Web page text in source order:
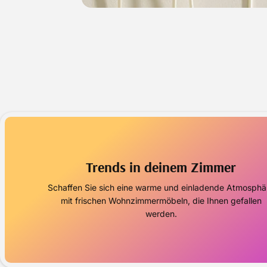
Trends in deinem Zimmer
Schaffen Sie sich eine warme und einladende
mit frischen Wohnzimmermöbeln, die Ihnen gefallen
werden.